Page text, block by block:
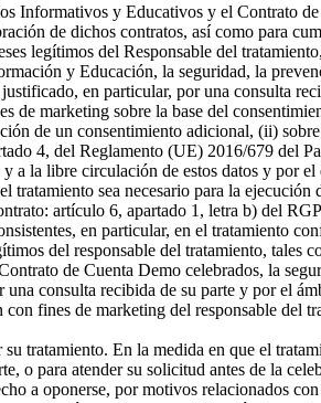
Informativos y Educativos y el Contrato
de dichos contratos, así como para
legítimos del Responsable del
y Educación, la seguridad, la
en particular, por una consulta
de marketing sobre la base del
de un consentimiento adicional, (ii)
4, del Reglamento (UE) 2016/679 del
a la libre circulación de estos datos y por
tratamiento sea necesario para la
artículo 6, apartado 1, letra b) del
en particular, en el tratamiento
del responsable del tratamiento,
de Cuenta Demo celebrados, la
consulta recibida de su parte y por el
fines de marketing del responsable
tratamiento. En la medida en que el
o para atender su solicitud antes de la
a oponerse, por motivos relacionados